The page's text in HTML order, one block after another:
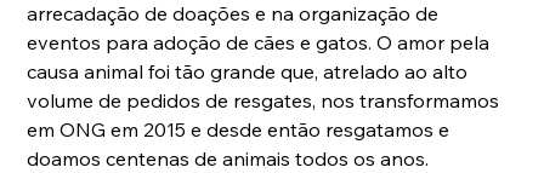
arrecadação de doações e na organização de
eventos para adoção de cães e gatos. O amor pela
causa animal foi tão grande que, atrelado ao alto
volume de pedidos de resgates, nos transformamos
em ONG em 2015 e desde então resgatamos e
doamos centenas de animais todos os anos.